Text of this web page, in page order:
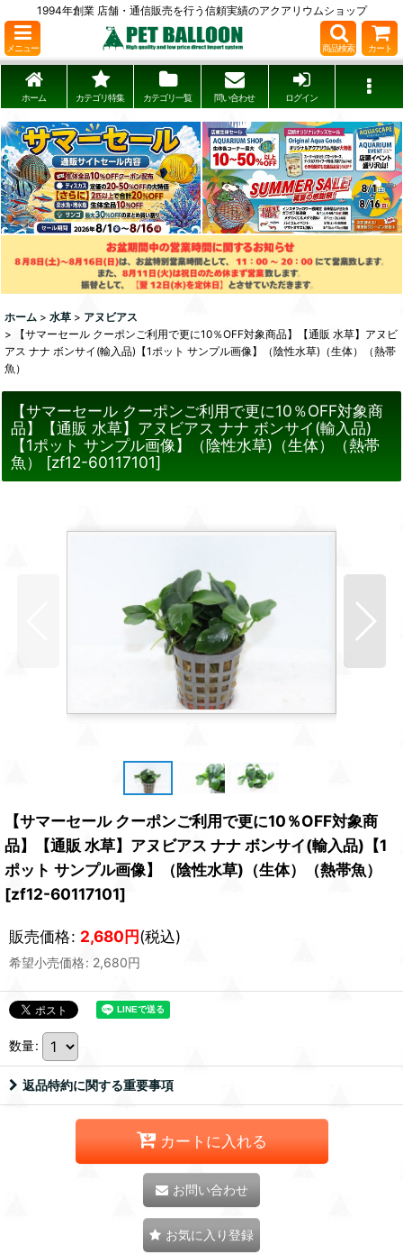
1994年創業 店舗・通信販売を行う信頼実績のアクアリウムショップ
メニュー 商品検索 カート
ホーム カテゴリ特集 カテゴリ一覧 問い合わせ ログイン
ホーム > 水草 > アヌビアス
>
【サマーセール クーポンご利用で更に10％OFF対象商品】【通販 水草】アヌビ
アス ナナ ボンサイ(輸入品)【1ポット サンプル画像】（陰性水草)（生体）（熱帯
魚）
【サマーセール クーポンご利用で更に10％OFF対象商
品】【通販 水草】アヌビアス ナナ ボンサイ(輸入品)
【1ポット サンプル画像】（陰性水草)（生体）（熱帯
魚）
[zf12-60117101]
【サマーセール クーポンご利用で更に10％OFF対象商
品】【通販 水草】アヌビアス ナナ ボンサイ(輸入品)【1
ポット サンプル画像】（陰性水草)（生体）（熱帯魚）
[zf12-60117101]
販売価格: 2,680円(税込)
希望小売価格: 2,680円
数量:
返品特約に関する重要事項
カートに入れる
お問い合わせ
お気に入り登録